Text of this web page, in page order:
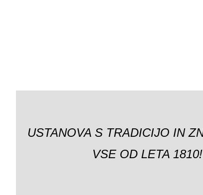
USTANOVA S TRADICIJO IN
VSE OD LETA 1810!